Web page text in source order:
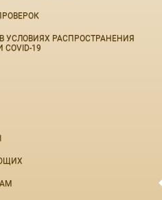
УСЛОВИЯХ РАСПРОСТРАНЕНИЯ
19